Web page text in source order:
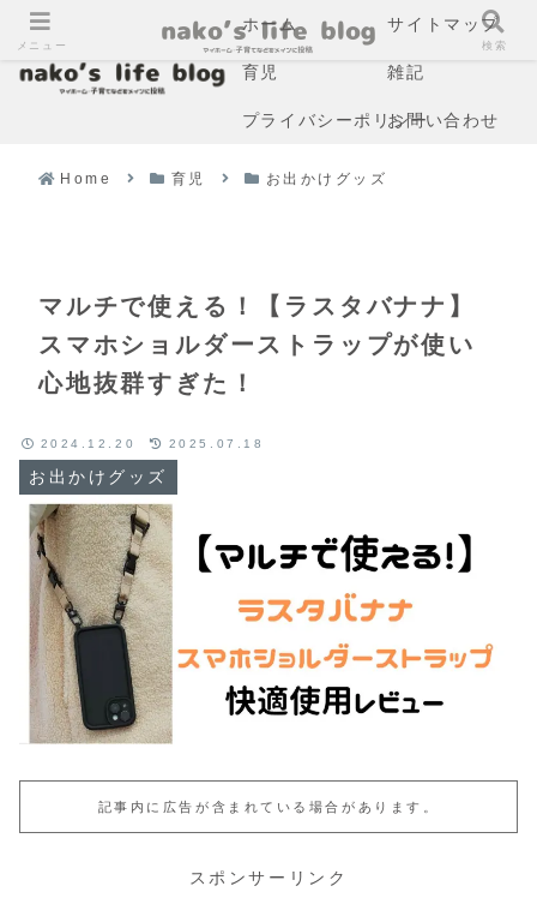
ホーム サイトマップ
育児 雑記
プライバシーポリシーお問い合わせ
Home 育児 お出かけグッズ
マルチで使える！【ラスタバナナ】
スマホショルダーストラップが使い
心地抜群すぎた！
お出かけグッズ
2024.12.20 2025.07.18
記事内に広告が含まれている場合があります。
スポンサーリンク
メニュー 検索